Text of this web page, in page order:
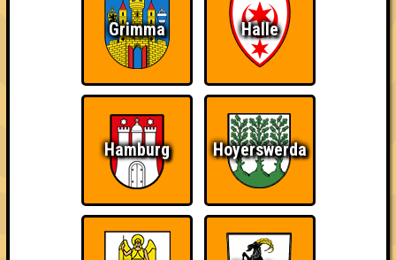
Schon wieder zum
Wiederzehn macht
Freude
Quizveteran
Grimma Halle
Hamburg Hoyerswerda